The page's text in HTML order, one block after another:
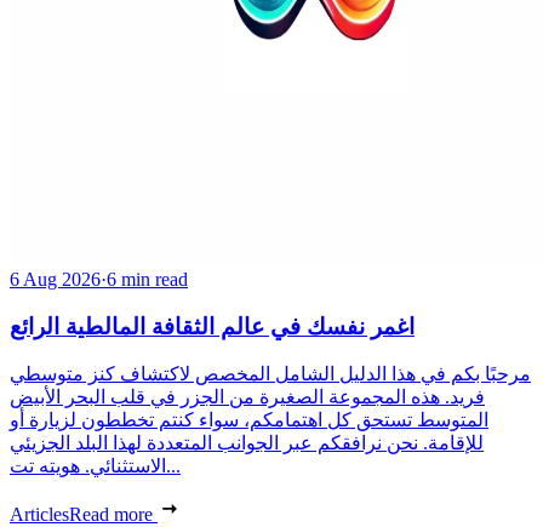
6 Aug 2026·6 min read
اغمر نفسك في عالم الثقافة المالطية الرائع
مرحبًا بكم في هذا الدليل الشامل المخصص لاكتشاف كنز متوسطي
فريد. هذه المجموعة الصغيرة من الجزر في قلب البحر الأبيض
المتوسط تستحق كل اهتمامكم، سواء كنتم تخططون لزيارة أو
للإقامة. نحن نرافقكم عبر الجوانب المتعددة لهذا البلد الجزيئي
الاستثنائي. هويته تت...
ArticlesRead more